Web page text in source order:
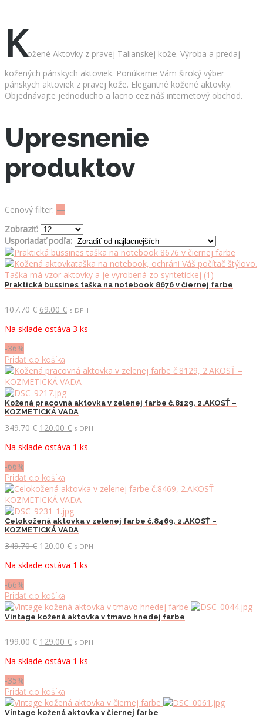
Kožené Aktovky z pravej Talianskej kože. Výroba a predaj
kožených pánskych aktoviek. Ponúkame Vám široký výber
pánskych aktoviek z pravej kože. Elegantné kožené aktovky.
Objednávajte jednoducho a lacno cez náš internetový obchod.
Upresnenie
produktov
Cenový filter: —
Zobraziť:
Usporiadať podľa:
Praktická bussines taška na notebook 8676 v čiernej farbe
107.70€ Pôvodná
bola:
69.00 €Aktuálna
je:
s DPH
Na sklade ostáva 3 ks
-36%
Pridať do košíka
Kožená pracovná aktovka v zelenej farbe č.8129, 2.AKOSŤ –
KOZMETICKÁ VADA
349.70€ Pôvodná
bola:
120.00 €Aktuálna
je:
s DPH
Na sklade ostáva 1 ks
-66%
Pridať do košíka
Celokožená aktovka v zelenej farbe č.8469, 2.AKOSŤ –
KOZMETICKÁ VADA
349.70€ Pôvodná
bola:
120.00 €Aktuálna
je:
s DPH
Na sklade ostáva 1 ks
-66%
Pridať do košíka
Vintage kožená aktovka v tmavo hnedej farbe
199.00€ Pôvodná
bola:
129.00 €Aktuálna
je:
s DPH
Na sklade ostáva 1 ks
-35%
Pridať do košíka
Vintage kožená aktovka v čiernej farbe